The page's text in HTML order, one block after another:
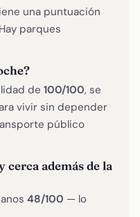
una puntuación
parques
de 100/100, se
vivir sin depender
público
cerca además de la
48/100 — lo